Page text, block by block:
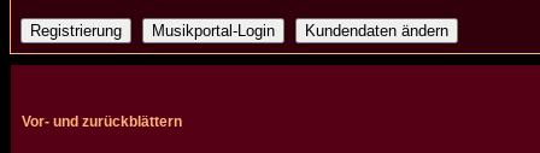
Vor- und zurückblättern